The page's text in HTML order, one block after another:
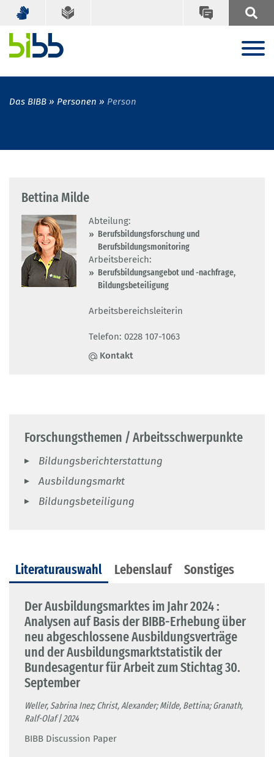
Das BIBB Personen Person
Bettina Milde
Abteilung:
Berufsbildungsforschung und
Berufsbildungsmonitoring
Arbeitsbereich:
Berufsbildungsangebot und -nachfrage,
Bildungsbeteiligung
Arbeitsbereichsleiterin
Telefon: 0228 107-1063
Kontakt
Forschungsthemen / Arbeitsschwerpunkte
Bildungsberichterstattung
Ausbildungsmarkt
Bildungsbeteiligung
Literaturauswahl Lebenslauf Sonstiges
Der Ausbildungsmarktes im Jahr 2024 :
Analysen auf Basis der BIBB-Erhebung über
neu abgeschlossene Ausbildungsverträge
und der Ausbildungsmarktstatistik der
Bundesagentur für Arbeit zum Stichtag 30.
September
Weller, Sabrina Inez; Christ, Alexander; Milde, Bettina; Granath,
Ralf-Olaf | 2024
BIBB Discussion Paper